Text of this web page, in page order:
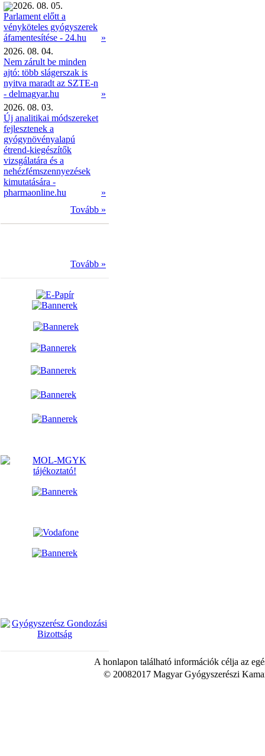
2026. 08. 05.
Parlament előtt a
vényköteles gyógyszerek
áfamentesítése - 24.hu
»
2026. 08. 04.
Nem zárult be minden
ajtó: több slágerszak is
nyitva maradt az SZTE-n
- delmagyar.hu
»
2026. 08. 03.
Új analitikai módszereket
fejlesztenek a
gyógynövényalapú
étrend-kiegészítők
vizsgálatára és a
nehézfémszennyezések
kimutatására -
pharmaonline.hu
»
Tovább »
Tovább »
A honlapon található információk célja az
© 20082017 Magyar Gyógyszerészi